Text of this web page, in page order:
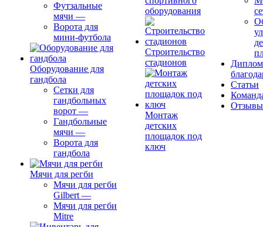
Футзальные
мячи —
Ворота для
мини-футбола
Оборудование для
гандбола
Сетки для
гандбольных
ворот —
Гандбольные
мячи —
Ворота для
гандбола
Мячи для регби
Мячи для регби
Gilbert —
Мячи для регби
Mitre
оборудования
Строительство
стадионов
Монтаж
детских
площадок под
ключ
Статьи
Отзывы